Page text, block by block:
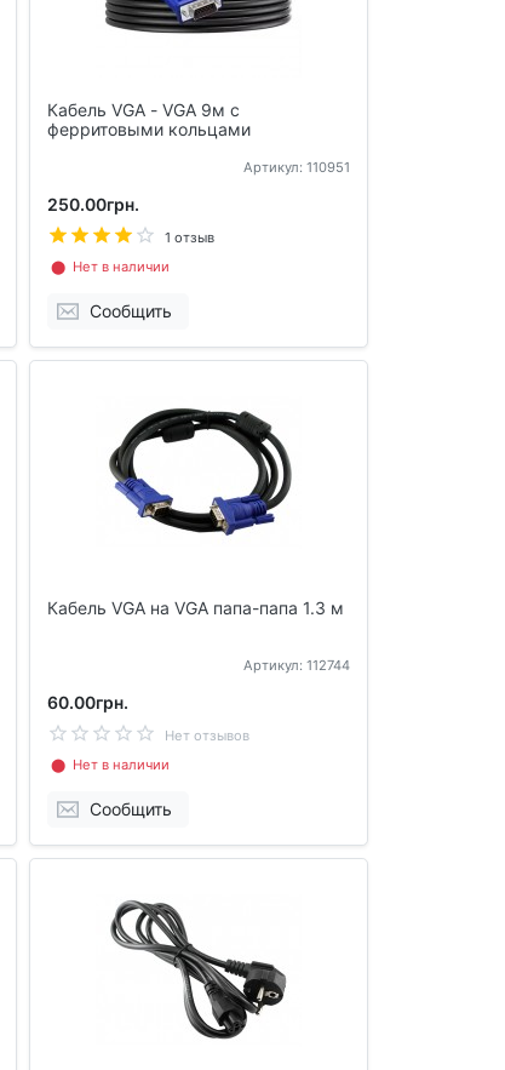
Кабель VGA - VGA 9м с
ферритовыми кольцами
Артикул: 110951
250.00грн.
1 отзыв
⬤ Нет в наличии
Сообщить
Кабель VGA на VGA папа-папа 1.3 м
Артикул: 112744
60.00грн.
Нет отзывов
⬤ Нет в наличии
Сообщить